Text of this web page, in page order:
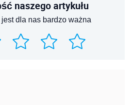
naszego artykułu
dla nas bardzo ważna